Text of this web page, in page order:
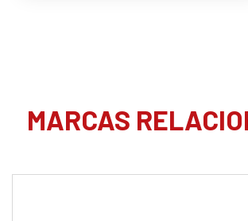
MARCAS